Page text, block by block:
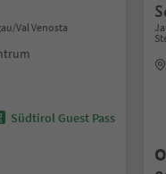
Val Venosta
Südtirol Guest Pass